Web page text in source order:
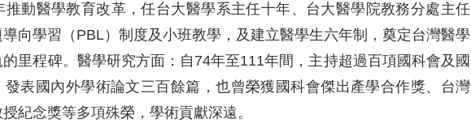
醫學教育改革，任台大醫學系主任十年、台大醫學院教務分處主任
向學習（PBL）制度及小班教學，及建立醫學生六年制，奠定台灣醫學
里程碑。醫學研究方面：自74年至111年間，主持超過百項國科會及國
發表國內外學術論文三百餘篇，也曾榮獲國科會傑出產學合作獎、台灣
紀念獎等多項殊榮，學術貢獻深遠。